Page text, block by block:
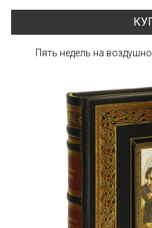
Пять недель на